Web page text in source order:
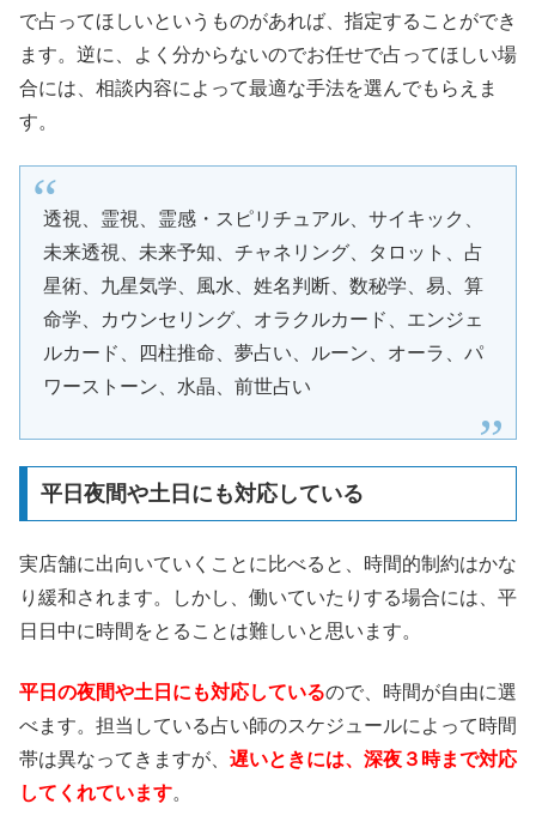
で占ってほしいというものがあれば、指定することができ
ます。逆に、よく分からないのでお任せで占ってほしい場
合には、相談内容によって最適な手法を選んでもらえま
す。
透視、霊視、霊感・スピリチュアル、サイキック、
未来透視、未来予知、チャネリング、タロット、占
星術、九星気学、風水、姓名判断、数秘学、易、算
命学、カウンセリング、オラクルカード、エンジェ
ルカード、四柱推命、夢占い、ルーン、オーラ、パ
ワーストーン、水晶、前世占い
平日夜間や土日にも対応している
実店舗に出向いていくことに比べると、時間的制約はかな
り緩和されます。しかし、働いていたりする場合には、平
日日中に時間をとることは難しいと思います。
平日の夜間や土日にも対応しているので、時間が自由に選
べます。担当している占い師のスケジュールによって時間
帯は異なってきますが、 遅いときには、深夜３時まで対応
してくれています。